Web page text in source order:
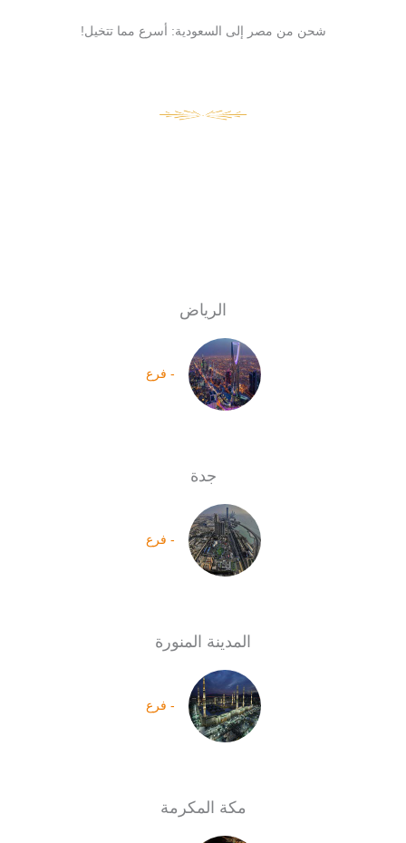
شحن من مصر إلى السعودية: أسرع مما تتخيل!
الرياض
- فرع
جدة
- فرع
المدينة المنورة
- فرع
مكة المكرمة